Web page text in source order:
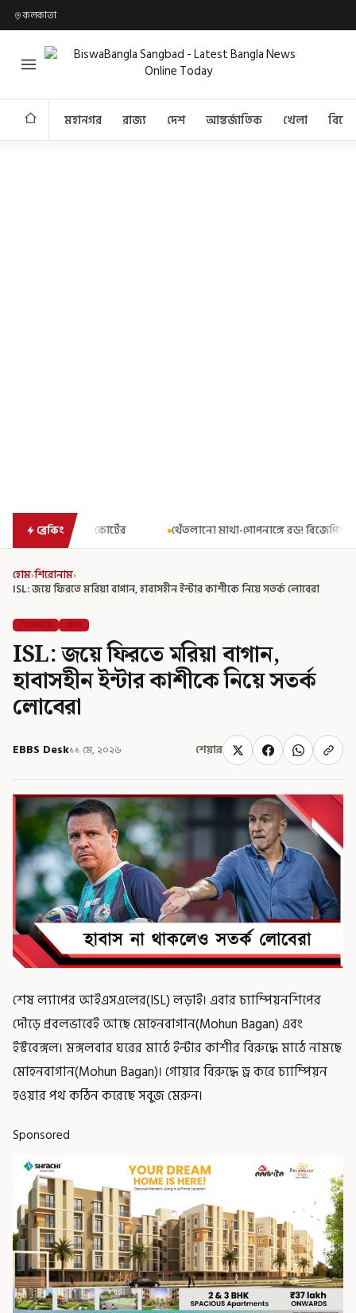
কলকাতা
মহানগর রাজ্য দেশ আন্তর্জাতিক খেলা
ব্রেকিং
থেঁতলানো মাথা-গোপনাঙ্গে রড! বিজেপিশাসিত অসমে নাবালিকার নৃশংস
হোম›শিরোনাম›
ISL: জয়ে ফিরতে মরিয়া বাগান, হাবাসহীন ইন্টার কাশীকে নিয়ে সতর্ক লোবেরা
শিরোনাম খেলা
ISL: জয়ে ফিরতে মরিয়া বাগান,
হাবাসহীন ইন্টার কাশীকে নিয়ে সতর্ক
লোবেরা
EBBS Desk১১ মে, ২০২৬ শেয়ার
শেষ ল্যাপের আইএসএলের(ISL) লড়াই। এবার চ্যাম্পিয়নশিপের
দৌড়ে প্রবলভাবেই আছে মোহনবাগান(Mohun Bagan) এবং
ইস্টবেঙ্গল। মঙ্গলবার ঘরের মাঠে ইন্টার কাশীর বিরুদ্ধে মাঠে নামছে
মোহনবাগান(Mohun Bagan)। গোয়ার বিরুদ্ধে ড্র করে চ্যাম্পিয়ন
হওয়ার পথ কঠিন করেছে সবুজ মেরুন।
Sponsored